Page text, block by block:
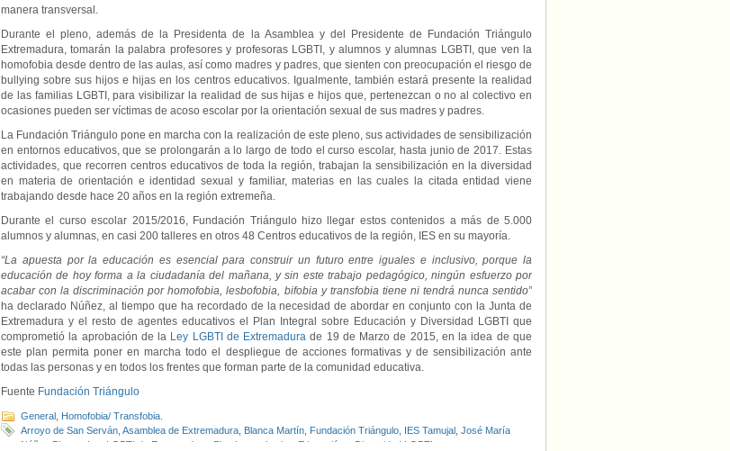
manera transversal.
Durante el pleno, además de la Presidenta de la Asamblea y del Presidente de Fundación Triángulo
Extremadura, tomarán la palabra profesores y profesoras LGBTI, y alumnos y alumnas LGBTI, que ven la
homofobia desde dentro de las aulas, así como madres y padres, que sienten con preocupación el riesgo de
bullying sobre sus hijos e hijas en los centros educativos. Igualmente, también estará presente la realidad
de las familias LGBTI, para visibilizar la realidad de sus hijas e hijos que, pertenezcan o no al colectivo en
ocasiones pueden ser víctimas de acoso escolar por la orientación sexual de sus madres y padres.
La Fundación Triángulo pone en marcha con la realización de este pleno, sus actividades de sensibilización
en entornos educativos, que se prolongarán a lo largo de todo el curso escolar, hasta junio de 2017. Estas
actividades, que recorren centros educativos de toda la región, trabajan la sensibilización en la diversidad
en materia de orientación e identidad sexual y familiar, materias en las cuales la citada entidad viene
trabajando desde hace 20 años en la región extremeña.
Durante el curso escolar 2015/2016, Fundación Triángulo hizo llegar estos contenidos a más de 5.000
alumnos y alumnas, en casi 200 talleres en otros 48 Centros educativos de la región, IES en su mayoría.
“La apuesta por la educación es esencial para construir un futuro entre iguales e inclusivo, porque la
educación de hoy forma a la ciudadanía del mañana, y sin este trabajo pedagógico, ningún esfuerzo por
acabar con la discriminación por homofobia, lesbofobia, bifobia y transfobia tiene ni tendrá nunca sentido”
ha declarado Núñez, al tiempo que ha recordado de la necesidad de abordar en conjunto con la Junta de
Extremadura y el resto de agentes educativos el Plan Integral sobre Educación y Diversidad LGBTI que
comprometió la aprobación de la Ley LGBTI de Extremadura de 19 de Marzo de 2015, en la idea de que
este plan permita poner en marcha todo el despliegue de acciones formativas y de sensibilización ante
todas las personas y en todos los frentes que forman parte de la comunidad educativa.
Fuente Fundación Triángulo
General Homofobia/ Transfobia.
Arroyo de San Serván Asamblea de Extremadura Blanca Martín Fundación Triángulo IES Tamujal José María
Núñez Blanco
Ley LGBTI de Extremadura Plan Integral sobre Educación y Diversidad LGBTI